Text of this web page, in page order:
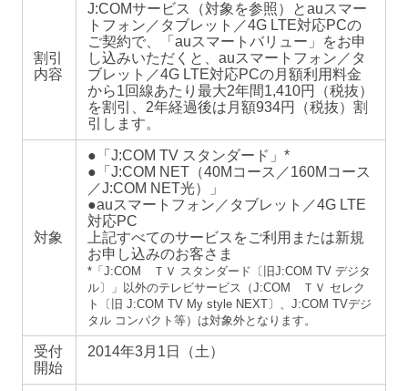
割引
内容
J:COMサービス（対象を参照）とauスマー
トフォン／タブレット／4G LTE対応PCの
ご契約で、「auスマートバリュー」をお申
し込みいただくと、auスマートフォン／タ
ブレット／4G LTE対応PCの月額利用料金
から1回線あたり最大2年間1,410円（税抜）
を割引、2年経過後は月額934円（税抜）割
引します。
対象
●「J:COM TV スタンダード」*
●「J:COM NET（40Mコース／160Mコース
／J:COM NET光）」
●auスマートフォン／タブレット／4G LTE
対応PC
上記すべてのサービスをご利用または新規
お申し込みのお客さま
*「J:COM ＴＶ スタンダード〔旧J:COM TV デジタ
ル〕」以外のテレビサービス（J:COM ＴＶ セレク
ト〔旧 J:COM TV My style NEXT〕、J:COM TVデジ
タル コンパクト等）は対象外となります。
受付
開始
2014年3月1日（土）